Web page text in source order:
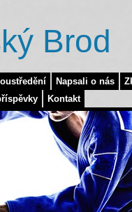
Napsali o nás
Kontakt
Brod